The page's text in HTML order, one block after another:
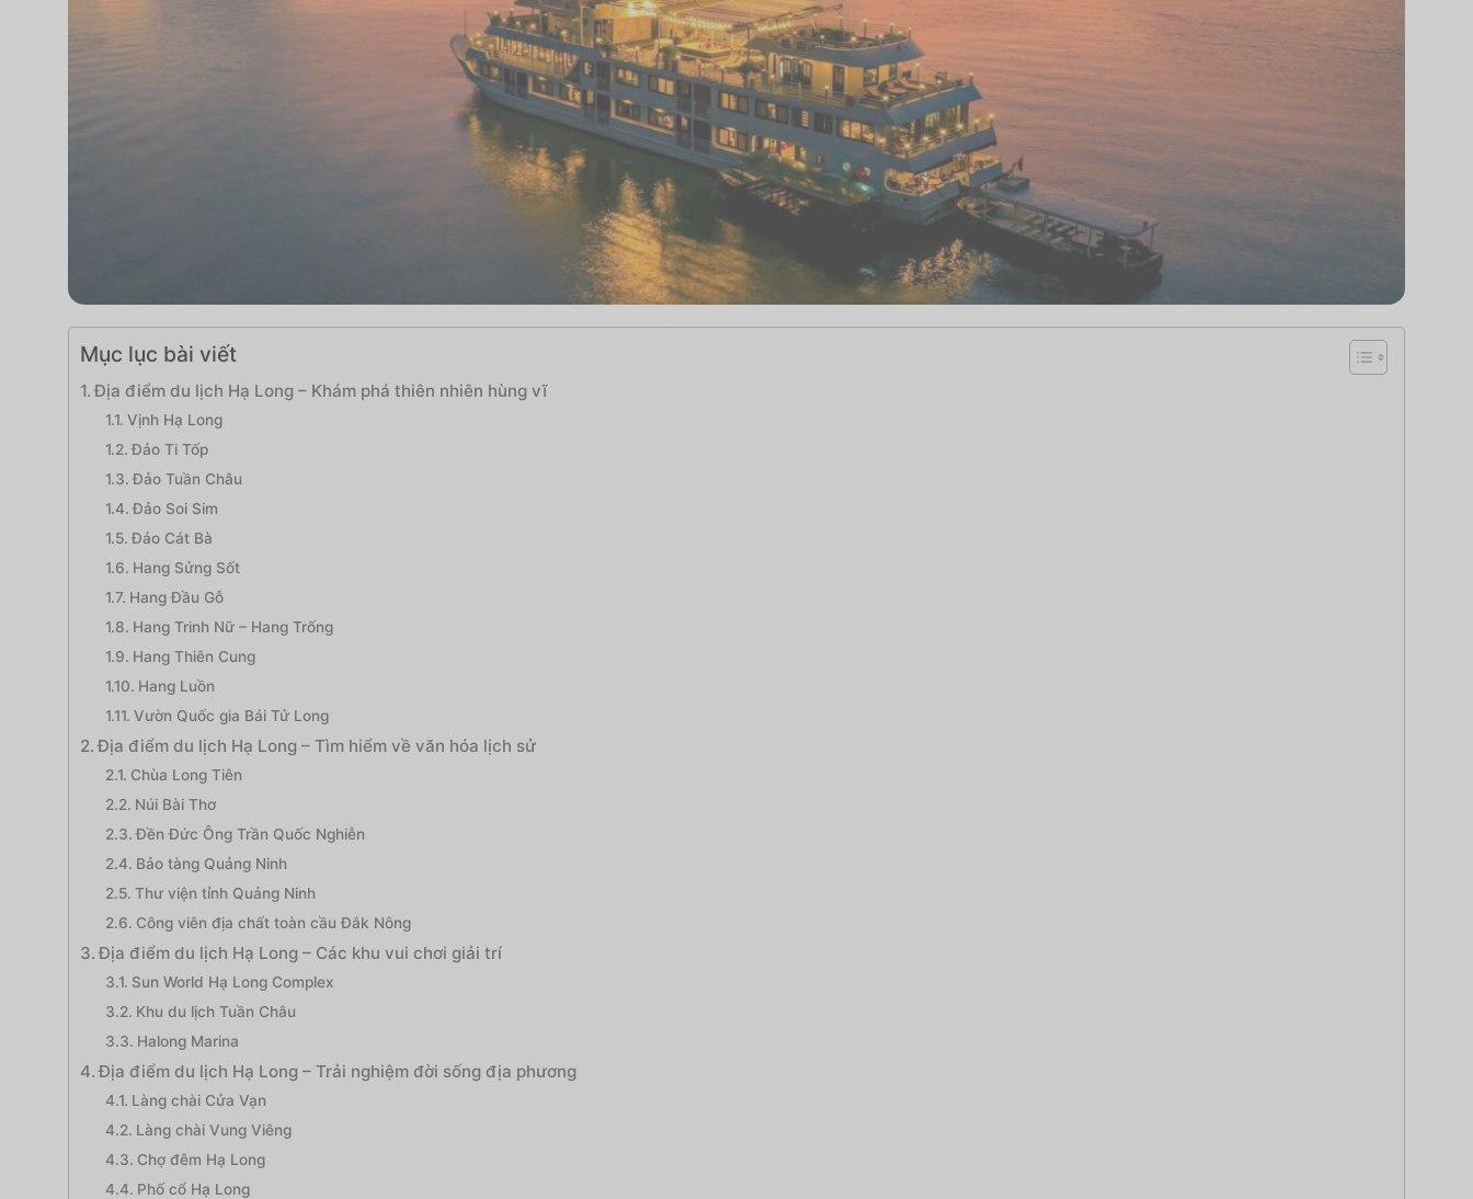
Mục lục bài viết
Địa điểm du lịch Hạ Long – Khám phá thiên nhiên hùng vĩ
Vịnh Hạ Long
Đảo Ti Tốp
Đảo Tuần Châu
Đảo Soi Sim
Đảo Cát Bà
Hang Sửng Sốt
Hang Đầu Gỗ
Hang Trinh Nữ – Hang Trống
Hang Thiên Cung
Hang Luồn
Vườn Quốc gia Bái Tử Long
Địa điểm du lịch Hạ Long – Tìm hiểm về văn hóa lịch sử
Chùa Long Tiên
Núi Bài Thơ
Đền Đức Ông Trần Quốc Nghiễn
Bảo tàng Quảng Ninh
Thư viện tỉnh Quảng Ninh
Công viên địa chất toàn cầu Đắk Nông
Địa điểm du lịch Hạ Long – Các khu vui chơi giải trí
Sun World Hạ Long Complex
Khu du lịch Tuần Châu
Halong Marina
Địa điểm du lịch Hạ Long – Trải nghiệm đời sống địa phương
Làng chài Cửa Vạn
Làng chài Vung Viêng
Chợ đêm Hạ Long
Phố cổ Hạ Long